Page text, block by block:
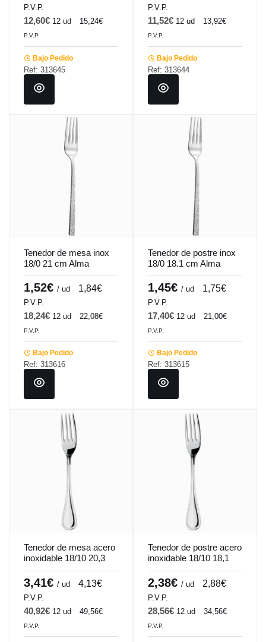
P.V.P.
12,60€ 12 ud 15,24€
P.V.P.
Bajo Pedido
Ref: 313645
P.V.P.
11,52€ 12 ud 13,92€
P.V.P.
Bajo Pedido
Ref: 313644
Tenedor de mesa inox
18/0 21 cm Alma
Pro.mundi
1,52€ / ud 1,84€
P.V.P.
18,24€ 12 ud 22,08€
P.V.P.
Bajo Pedido
Ref: 313616
Tenedor de postre inox
18/0 18,1 cm Alma
Pro.mundi
1,45€ / ud 1,75€
P.V.P.
17,40€ 12 ud 21,00€
P.V.P.
Bajo Pedido
Ref: 313615
Tenedor de mesa acero
inoxidable 18/10 20,3
cm Harmony Pro.mundi
3,41€ / ud 4,13€
P.V.P.
40,92€ 12 ud 49,56€
P.V.P.
Tenedor de postre acero
inoxidable 18/10 18,1
cm Harmony Pro.mundi
2,38€ / ud 2,88€
P.V.P.
28,56€ 12 ud 34,56€
P.V.P.